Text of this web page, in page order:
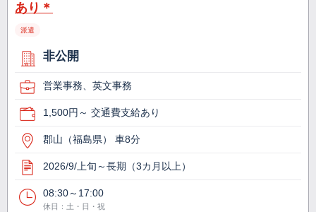
あり＊
派遣
非公開
営業事務、英文事務
1,500円～ 交通費支給あり
郡山（福島県） 車8分
2026/9/上旬～長期（3カ月以上）
08:30～17:00
休日：土・日・祝